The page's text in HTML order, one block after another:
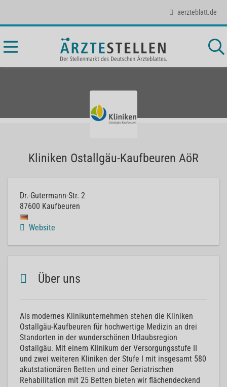
aerzteblatt.de
Kliniken Ostallgäu-Kaufbeuren AöR
Dr.-Gutermann-Str. 2
87600 Kaufbeuren
Website
Über uns
Als modernes Klinikunternehmen stehen die Kliniken
Ostallgäu-Kaufbeuren für hochwertige Medizin an drei
Standorten in der wunderschönen Urlaubsregion
Ostallgäu. Mit einem Klinikum der Versorgungsstufe II
und zwei weiteren Kliniken der Stufe I mit insgesamt 580
akutstationären Betten und einer Geriatrischen
Rehabilitation mit 25 Betten bieten wir flächendeckend